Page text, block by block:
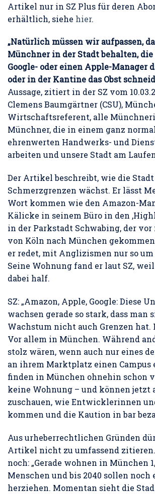
Artikel nur in SZ Plus für deren
erhältlich, siehe hier.
„Natürlich müssen wir aufpassen,
Münchner in der Stadt behalten,
Google- oder einen Apple-Manager
oder in der Kantine das Obst
Aussage, zitiert in der SZ vom
Clemens Baumgärtner (CSU),
Wirtschaftsreferent, alle
Münchner, die in einem ganz
ehrenwerten Handwerks- und
arbeiten und unsere Stadt am
Der Artikel beschreibt, wie die
Schmerzgrenzen wächst. Er lässt
Wort kommen wie den Amazon-
Kälicke in seinem Büro in den
in der Parkstadt Schwabing, der
von Köln nach München
er redet, mit Anglizismen nur so
Seine Wohnung fand er laut SZ,
dabei half.
SZ: „Amazon, Apple, Google: Diese
wachsen gerade so stark, dass man
Wachstum nicht auch Grenzen hat.
Vor allem in München. Während
stolz wären, wenn auch nur eines
an ihrem Marktplatz einen Campus
finden in München ohnehin schon
keine Wohnung – und können jetzt
zuschauen, wie Entwicklerinnen
kommen und die Kaution in bar
Aus urheberrechtlichen Gründen
Artikel nicht zu umfassend
noch: „Gerade wohnen in München
Menschen und bis 2040 sollen noch
herziehen. Momentan sieht die